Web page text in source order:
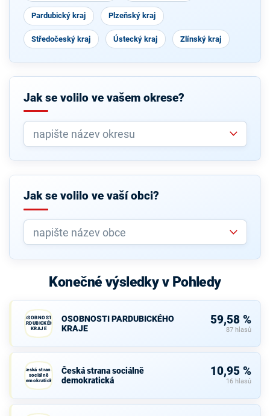
Pardubický kraj Plzeňský kraj
Středočeský kraj Ústecký kraj Zlínský kraj
Jak se volilo ve vašem okrese?
Jak se volilo ve vaší obci?
Konečné výsledky v Pohledy
OSOBNOSTI
PARDUBICKÉHO
KRAJE
OSOBNOSTI PARDUBICKÉHO
KRAJE
59,58 %
87 hlasů
Česká strana
sociálně
demokratická
Česká strana sociálně
demokratická
10,95 %
16 hlasů